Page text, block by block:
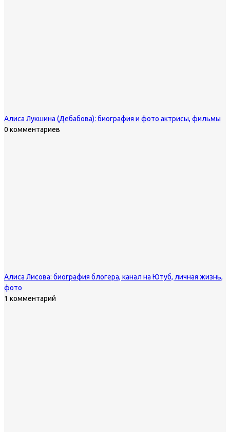
Алиса Лукшина (Дебабова): биография и фото актрисы, фильмы
0 комментариев
Алиса Лисова: биография блогера, канал на Ютуб, личная жизнь,
фото
1 комментарий